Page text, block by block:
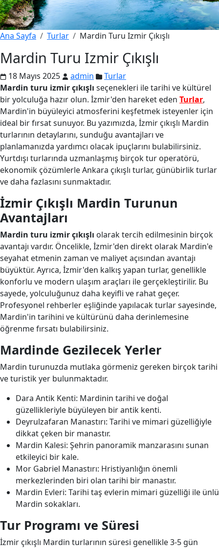
Ana Sayfa Turlar Mardin Turu Izmir Çıkışlı
Mardin Turu Izmir Çıkışlı
18 Mayıs 2025 admin
Turlar
Mardin turu izmir çıkışlı seçenekleri ile tarihi ve kültürel
bir yolculuğa hazır olun. İzmir'den hareket eden Turlar,
Mardin'in büyüleyici atmosferini keşfetmek isteyenler için
ideal bir fırsat sunuyor. Bu yazımızda, İzmir çıkışlı Mardin
turlarının detaylarını, sunduğu avantajları ve
planlamanızda yardımcı olacak ipuçlarını bulabilirsiniz.
Yurtdışı turlarında uzmanlaşmış birçok tur operatörü,
ekonomik çözümlerle Ankara çıkışlı turlar, günübirlik turlar
ve daha fazlasını sunmaktadır.
İzmir Çıkışlı Mardin Turunun
Avantajları
Mardin turu izmir çıkışlı olarak tercih edilmesinin birçok
avantajı vardır. Öncelikle, İzmir'den direkt olarak Mardin'e
seyahat etmenin zaman ve maliyet açısından avantajı
büyüktür. Ayrıca, İzmir'den kalkış yapan turlar, genellikle
konforlu ve modern ulaşım araçları ile gerçekleştirilir. Bu
sayede, yolculuğunuz daha keyifli ve rahat geçer.
Profesyonel rehberler eşliğinde yapılacak turlar sayesinde,
Mardin'in tarihini ve kültürünü daha derinlemesine
öğrenme fırsatı bulabilirsiniz.
Mardinde Gezilecek Yerler
Mardin turunuzda mutlaka görmeniz gereken birçok tarihi
ve turistik yer bulunmaktadır.
Dara Antik Kenti: Mardinin tarihi ve doğal
güzellikleriyle büyüleyen bir antik kenti.
Deyrulzafaran Manastırı: Tarihi ve mimari güzelliğiyle
dikkat çeken bir manastır.
Mardin Kalesi: Şehrin panoramik manzarasını sunan
etkileyici bir kale.
Mor Gabriel Manastırı: Hristiyanlığın önemli
merkezlerinden biri olan tarihi bir manastır.
Mardin Evleri: Tarihi taş evlerin mimari güzelliği ile ünlü
Mardin sokakları.
Tur Programı ve Süresi
İzmir çıkışlı Mardin turlarının süresi genellikle 3-5 gün